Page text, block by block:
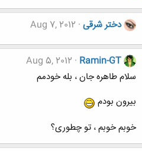
دختر شرقی Aug 7, 2012
Ramin-GT
Aug 5, 2012
سلام طاهره جان ، بله خودمم
بیرون بودم
خوبم خوبم ، تو چطوری؟